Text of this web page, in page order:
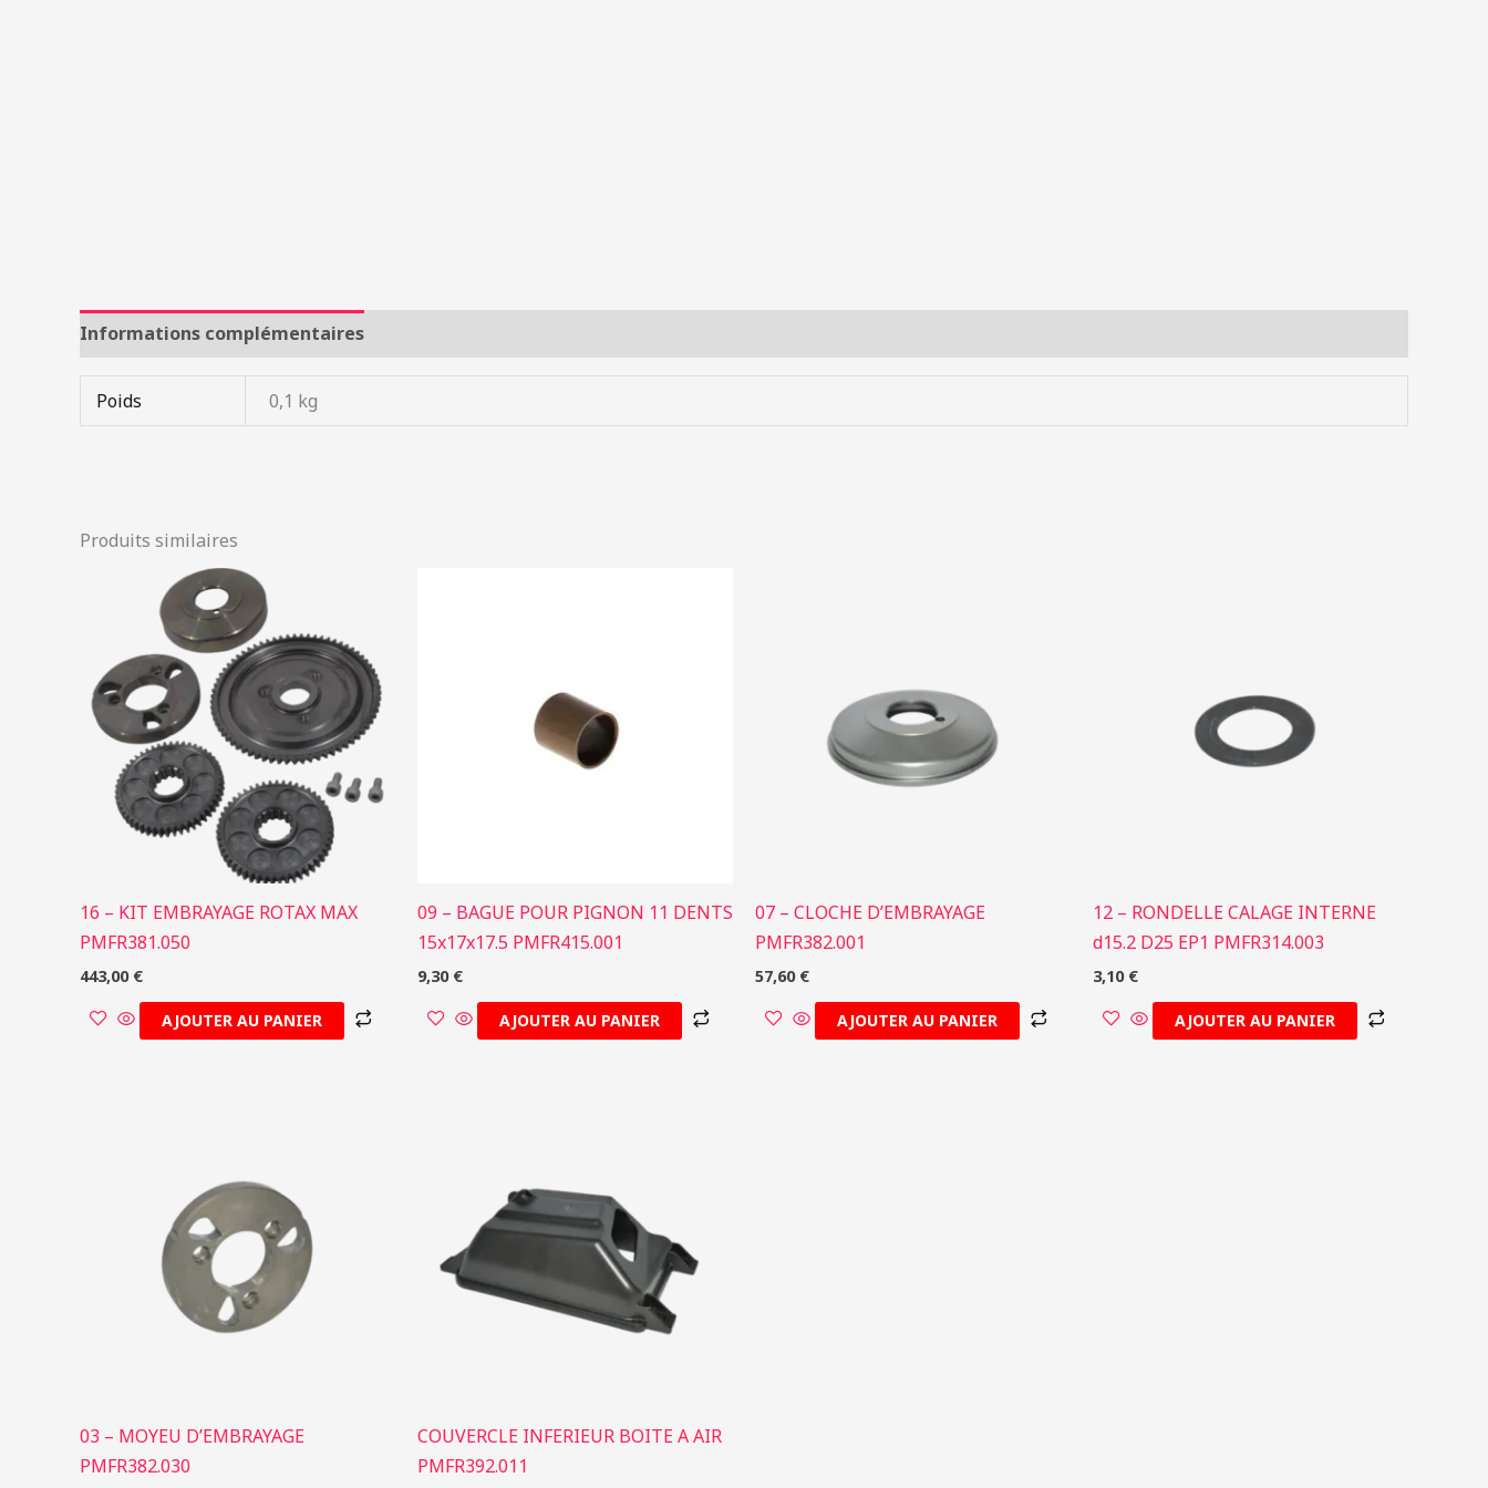
Informations complémentaires
Poids 0,1 kg
Produits similaires
16 – KIT EMBRAYAGE ROTAX MAX
PMFR381.050
443,00 €
AJOUTER AU PANIER
09 – BAGUE POUR PIGNON 11 DENTS
15x17x17.5 PMFR415.001
9,30 €
AJOUTER AU PANIER
07 – CLOCHE D’EMBRAYAGE
PMFR382.001
57,60 €
AJOUTER AU PANIER
12 – RONDELLE CALAGE INTERNE
d15.2 D25 EP1 PMFR314.003
3,10 €
AJOUTER AU PANIER
03 – MOYEU D’EMBRAYAGE
PMFR382.030
COUVERCLE INFERIEUR BOITE A AIR
PMFR392.011